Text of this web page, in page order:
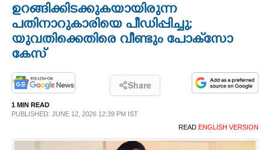
OPINION
LIFESTYLE
ഉറങ്ങിക്കിടക്കുകയായിരുന്ന
പതിനാറുകാരിയെ പീ‌ഡിപ്പിച്ചു;
യുവതിക്കെതിരെ വീണ്ടും പോക്‌സോ
കേസ്
Share
1 MIN READ
PUBLISHED: JUNE 12, 2026 12:39 PM IST
READ ENGLISH VERSION